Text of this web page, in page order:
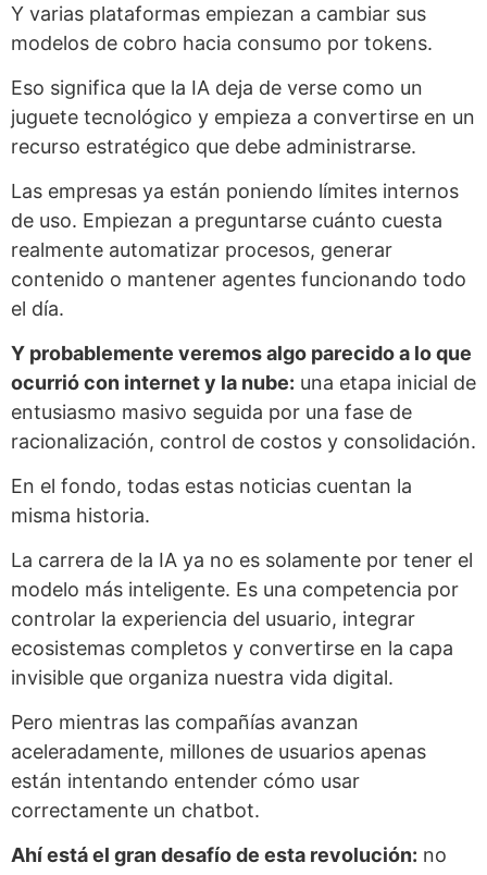
Y varias plataformas empiezan a cambiar sus
modelos de cobro hacia consumo por tokens.
Eso significa que la IA deja de verse como un
juguete tecnológico y empieza a convertirse en un
recurso estratégico que debe administrarse.
Las empresas ya están poniendo límites internos
de uso. Empiezan a preguntarse cuánto cuesta
realmente automatizar procesos, generar
contenido o mantener agentes funcionando todo
el día.
Y probablemente veremos algo parecido a lo que
ocurrió con internet y la nube: una etapa inicial de
entusiasmo masivo seguida por una fase de
racionalización, control de costos y consolidación.
En el fondo, todas estas noticias cuentan la
misma historia.
La carrera de la IA ya no es solamente por tener el
modelo más inteligente. Es una competencia por
controlar la experiencia del usuario, integrar
ecosistemas completos y convertirse en la capa
invisible que organiza nuestra vida digital.
Pero mientras las compañías avanzan
aceleradamente, millones de usuarios apenas
están intentando entender cómo usar
correctamente un chatbot.
Ahí está el gran desafío de esta revolución: no